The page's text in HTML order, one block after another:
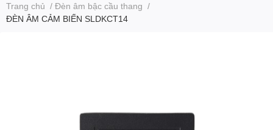
Trang chủ / Đèn âm bậc cầu thang /
ĐÈN ÂM CẢM BIẾN SLDKCT14